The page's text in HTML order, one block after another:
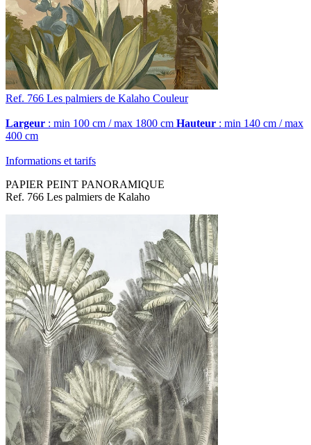
Ref. 766 Les palmiers de Kalaho Couleur
Largeur : min 100 cm / max 1800 cm Hauteur : min 140 cm / max
400 cm
Informations et tarifs
PAPIER PEINT PANORAMIQUE
Ref. 766 Les palmiers de Kalaho